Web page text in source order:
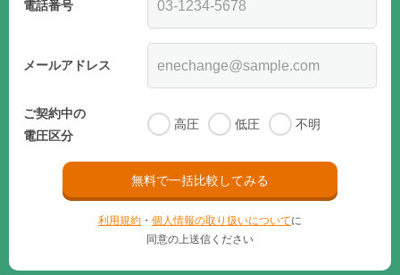
電話番号
メールアドレス
ご契約中の
電圧区分
高圧 低圧 不明
無料で一括比較してみる
利用規約 ・ 個人情報の取り扱いについてに
同意の上送信ください